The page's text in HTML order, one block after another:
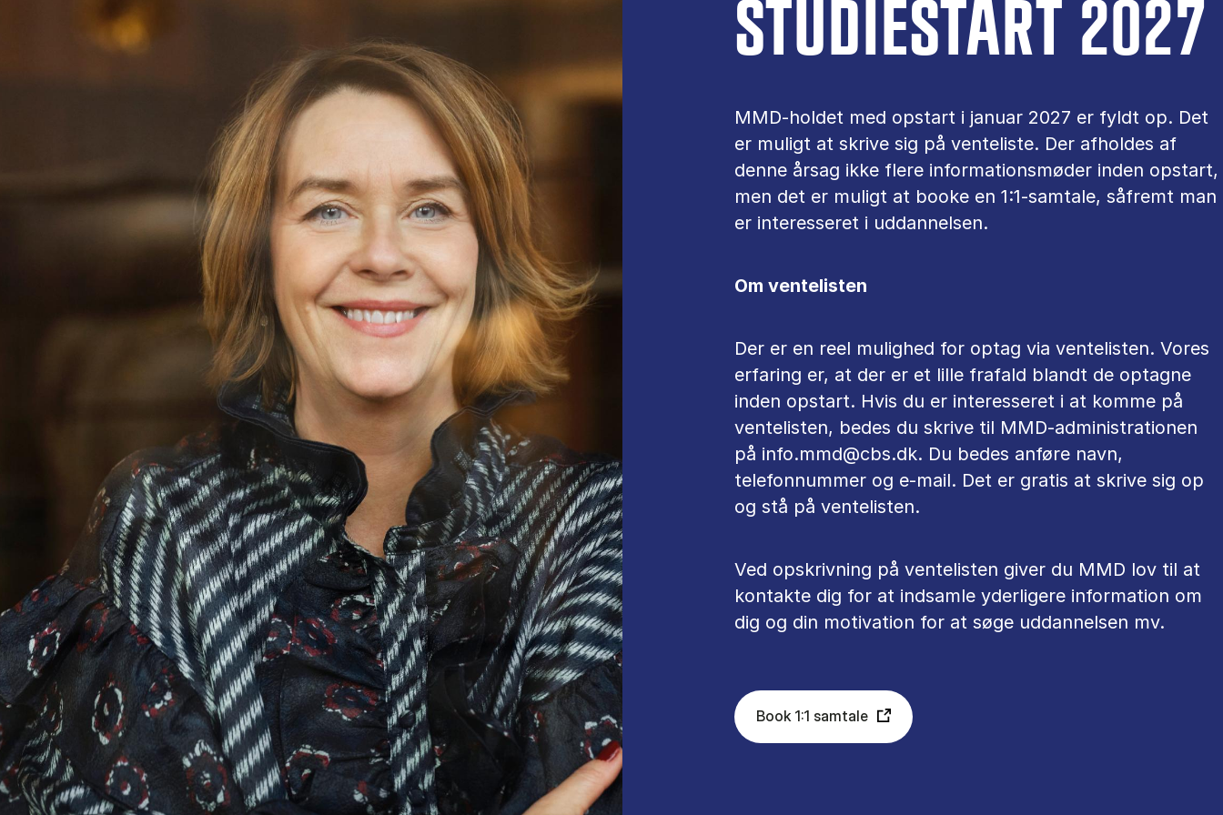
STUDIESTART 2027
MMD-holdet med opstart i januar 2027 er fyldt op. Det
er muligt at skrive sig på venteliste. Der afholdes af
denne årsag ikke flere informationsmøder inden opstart,
men det er muligt at booke en 1:1-samtale, såfremt man
er interesseret i uddannelsen.
Om ventelisten
Der er en reel mulighed for optag via ventelisten. Vores
erfaring er, at der er et lille frafald blandt de optagne
inden opstart. Hvis du er interesseret i at komme på
ventelisten, bedes du skrive til MMD-administrationen
på info.mmd@cbs.dk. Du bedes anføre navn,
telefonnummer og e-mail. Det er gratis at skrive sig op
og stå på ventelisten.
Ved opskrivning på ventelisten giver du MMD lov til at
kontakte dig for at indsamle yderligere information om
dig og din motivation for at søge uddannelsen mv.
Book 1:1 samtale